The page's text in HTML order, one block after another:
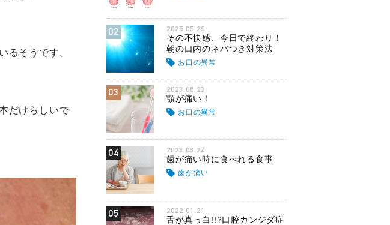
るそうです。
だけらしいで
02 2025.05.29
その不快感、今日で終わり！
朝の口内のネバつき対策法
お口の異常
03 2023.06.23
顎が痛い！
お口の異常
04 2023.03.24
歯が痛い時に食べれる食事
歯が痛い
05 2022.01.21
舌が真っ白!!?口腔カンジダ症